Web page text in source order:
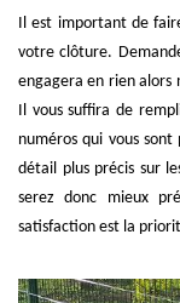
Il est important de
votre clôture.
engagera en rien alors
Il vous suffira de
numéros qui vous sont
détail plus précis sur
serez donc mieux
satisfaction est la